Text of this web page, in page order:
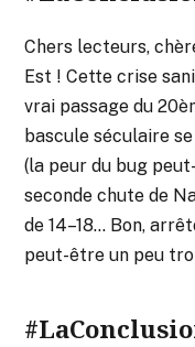
Chers lecteurs,
Est ! Cette crise
vrai passage du
bascule séculaire
(la peur du bug
seconde chute de
de 14–18… Bon,
peut-être un peu